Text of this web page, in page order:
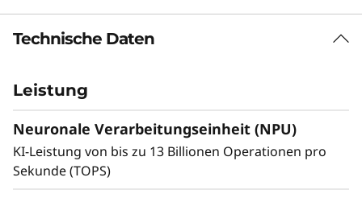
LENOVO THINKSTATION P3 ULTRA SFF
Klein, aber oho
Erleben Sie außergewöhnliche Leistung in
einem intelligenten, kompakten Design. Diese
Workstation mit Intel® Core™ Ultra
Technische Daten
Leistung
Neuronale Verarbeitungseinheit (NPU)
KI-Leistung von bis zu 13 Billionen Operationen pro
Sekunde (TOPS)